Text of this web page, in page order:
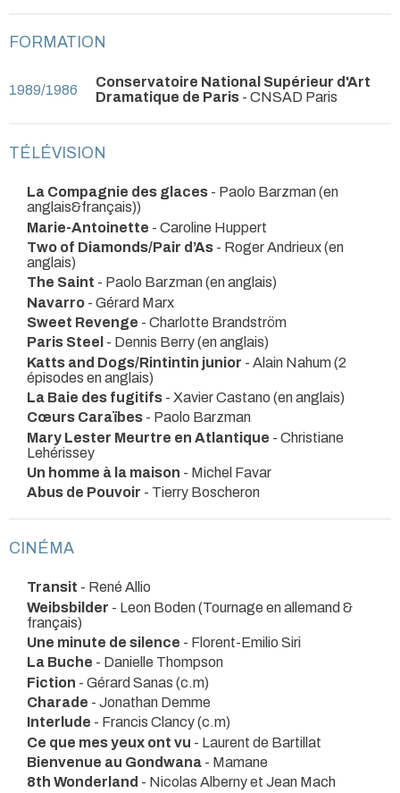
FORMATION
1989/1986
Conservatoire National Supérieur d'Art
Dramatique de Paris - CNSAD Paris
TÉLÉVISION
La Compagnie des glaces - Paolo Barzman (en
anglais&français))
Marie-Antoinette - Caroline Huppert
Two of Diamonds/Pair d’As - Roger Andrieux (en
anglais)
The Saint - Paolo Barzman (en anglais)
Navarro - Gérard Marx
Sweet Revenge - Charlotte Brandström
Paris Steel - Dennis Berry (en anglais)
Katts and Dogs/Rintintin junior - Alain Nahum (2
épisodes en anglais)
La Baie des fugitifs - Xavier Castano (en anglais)
Cœurs Caraïbes - Paolo Barzman
Mary Lester Meurtre en Atlantique - Christiane
Lehérissey
Un homme à la maison - Michel Favar
Abus de Pouvoir - Tierry Boscheron
CINÉMA
Transit - René Allio
Weibsbilder - Leon Boden (Tournage en allemand &
français)
Une minute de silence - Florent-Emilio Siri
La Buche - Danielle Thompson
Fiction - Gérard Sanas (c.m)
Charade - Jonathan Demme
Interlude - Francis Clancy (c.m)
Ce que mes yeux ont vu - Laurent de Bartillat
Bienvenue au Gondwana - Mamane
8th Wonderland - Nicolas Alberny et Jean Mach